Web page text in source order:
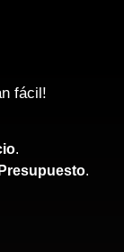
fácil!
.
Presupuesto.